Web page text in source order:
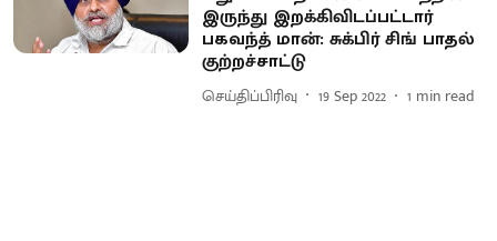
இருந்து இறக்கிவிடப்பட்டார்
பகவந்த் மான்: சுக்பிர் சிங் பாதல்
குற்றச்சாட்டு
செய்திப்பிரிவு 19 Sep 2022 1 min read